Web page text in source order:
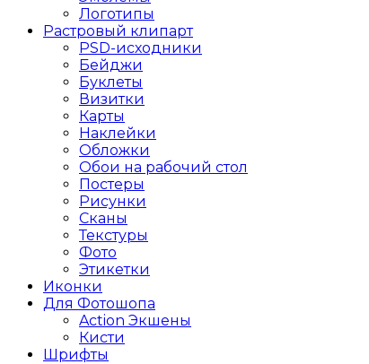
Логотипы
Растровый клипарт
PSD-исходники
Бейджи
Буклеты
Визитки
Карты
Наклейки
Обложки
Обои на рабочий стол
Постеры
Рисунки
Сканы
Текстуры
Фото
Этикетки
Иконки
Для Фотошопа
Action Экшены
Кисти
Шрифты